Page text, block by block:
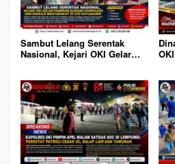
Sambut Lelang Serentak
Nasional, Kejari OKI Gelar
CFD Kayuagung